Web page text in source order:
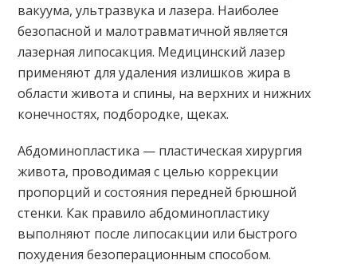
вакуума, ультразвука и лазера. Наиболее
безопасной и малотравматичной является
лазерная липосакция. Медицинский лазер
применяют для удаления излишков жира в
области живота и спины, на верхних и нижних
конечностях, подбородке, щеках.
Абдоминопластика — пластическая хирургия
живота, проводимая с целью коррекции
пропорций и состояния передней брюшной
стенки. Как правило абдоминопластику
выполняют после липосакции или быстрого
похудения безоперационным способом.